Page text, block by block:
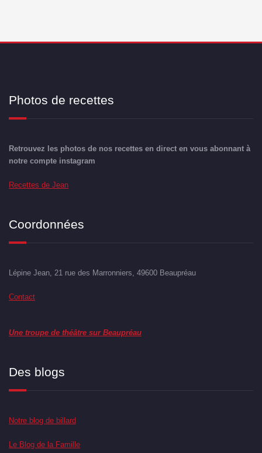
Photos de recettes
Retrouvez les photos de nos recettes en direct en vous abonnant à
notre compte instagram
Recettes de Jean
Coordonnées
Lépine Jean, 21 rue des Marronniers, 49600 Beaupréau
Contact
Une troupe de théâtre sur Beaupréau
Des blogs
Notre blog de billard
Le Blog de la Famille